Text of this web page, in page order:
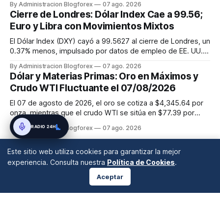
que eleva la inestabilidad regional. Paralelamente, los
precios del petróleo Brent suben a 83,54 dólares por barril
y el WT...
By Administracion Blogforex 07 ago. 2026
Cierre de Londres: Dólar Index Cae a 99.56;
Euro y Libra con Movimientos Mixtos
El Dólar Index (DXY) cayó a 99.5627 al cierre de Londres, un
0.37% menos, impulsado por datos de empleo de EE. UU.
mientras que el GBP/USD retrocedió un 0.12% a 1.3439, a la
espera del informe NFP.
By Administracion Blogforex 07 ago. 2026
Dólar y Materias Primas: Oro en Máximos y
Crudo WTI Fluctuante el 07/08/2026
El 07 de agosto de 2026, el oro se cotiza a $4,345.64 por
onza, mientras que el crudo WTI se sitúa en $77.39 por
barril. El Índice del Dólar Americano (DXY) se mantiene en
99.91, mostrando fortaleza. Tradicionalmente, el dólar tiene
es...
By Administracion Blogforex 07 ago. 2026
Este sitio web utiliza cookies para garantizar la mejor
experiencia. Consulta nuestra Política de Cookies.
Aceptar
RADIO 24H